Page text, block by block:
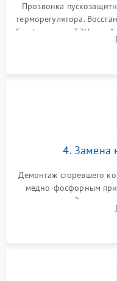
Прозвонка
терморегулятора.
Frost, включая ТЭН
платы
4. Замена
Демонтаж сгоревшего
медно-фосфорным
осушителя. Замена
сломанных заслонок